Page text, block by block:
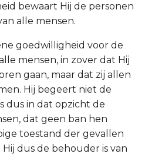
bewaart Hij de personen
alle mensen.
goedwilligheid voor de
mensen, in zover dat Hij
gaan, maar dat zij allen
Hij begeert niet de
dus in dat opzicht de
dat geen ban hen
toestand der gevallen
dus de behouder is van